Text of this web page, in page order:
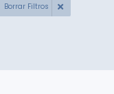
Borrar Filtros